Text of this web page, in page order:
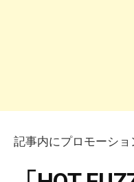
記事内にプロモーシ